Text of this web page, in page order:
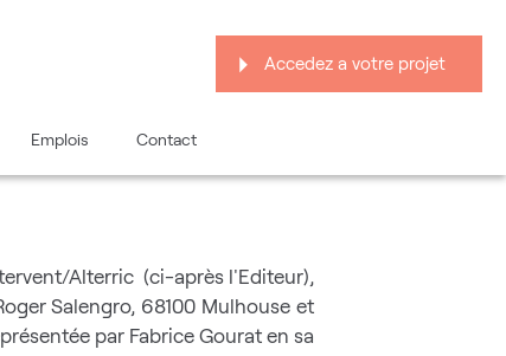
Accedez a votre projet
Emplois Contact
Alterric (ci-après l'Editeur),
Salengro, 68100 Mulhouse et
par Fabrice Gourat en sa